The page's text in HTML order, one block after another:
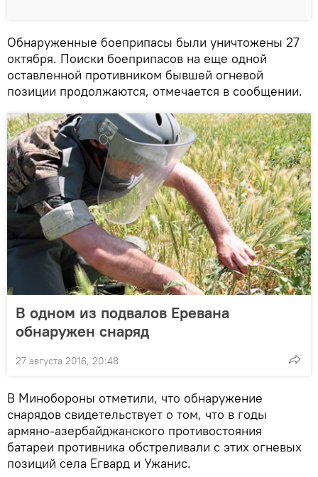
Обнаруженные боеприпасы были уничтожены 27
октября. Поиски боеприпасов на еще одной
оставленной противником бывшей огневой
позиции продолжаются, отмечается в сообщении.
В одном из подвалов Еревана
обнаружен снаряд
27 августа 2016, 20:48
В Минобороны отметили, что обнаружение
снарядов свидетельствует о том, что в годы
армяно-азербайджанского противостояния
батареи противника обстреливали с этих огневых
позиций села Егвард и Ужанис.